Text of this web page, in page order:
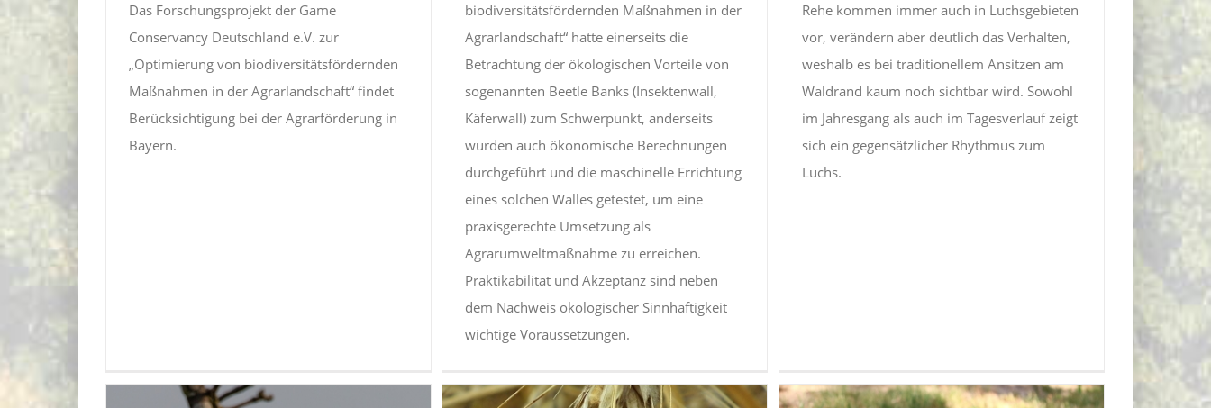
Das Forschungsprojekt der Game
Conservancy Deutschland e.V. zur
„Optimierung von biodiversitätsfördernden
Maßnahmen in der Agrarlandschaft“ findet
Berücksichtigung bei der Agrarförderung in
Bayern.
biodiversitätsfördernden Maßnahmen in der
Agrarlandschaft“ hatte einerseits die
Betrachtung der ökologischen Vorteile von
sogenannten Beetle Banks (Insektenwall,
Käferwall) zum Schwerpunkt, anderseits
wurden auch ökonomische Berechnungen
durchgeführt und die maschinelle Errichtung
eines solchen Walles getestet, um eine
praxisgerechte Umsetzung als
Agrarumweltmaßnahme zu erreichen.
Praktikabilität und Akzeptanz sind neben
dem Nachweis ökologischer Sinnhaftigkeit
wichtige Voraussetzungen.
Rehe kommen immer auch in Luchsgebieten
vor, verändern aber deutlich das Verhalten,
weshalb es bei traditionellem Ansitzen am
Waldrand kaum noch sichtbar wird. Sowohl
im Jahresgang als auch im Tagesverlauf zeigt
sich ein gegensätzlicher Rhythmus zum
Luchs.